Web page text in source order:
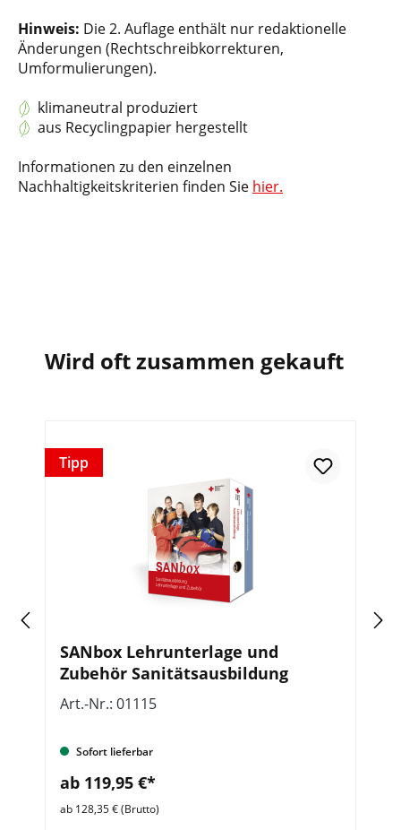
Hinweis: Die 2. Auflage enthält nur redaktionelle
Änderungen (Rechtschreibkorrekturen,
Umformulierungen).
klimaneutral produziert
aus Recyclingpapier hergestellt
Informationen zu den einzelnen
Nachhaltigkeitskriterien finden Sie hier.
Wird oft zusammen gekauft
Tipp
SANbox Lehrunterlage und
Zubehör Sanitätsausbildung
Art.-Nr.: 01115
Sofort lieferbar
ab 119,95 €*
ab 128,35 € (Brutto)